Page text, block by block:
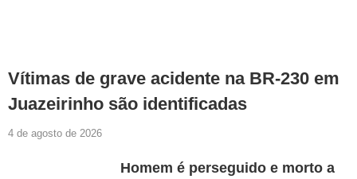
Vítimas de grave acidente na BR-230 em
Juazeirinho são identificadas
4 de agosto de 2026
Homem é perseguido e morto a